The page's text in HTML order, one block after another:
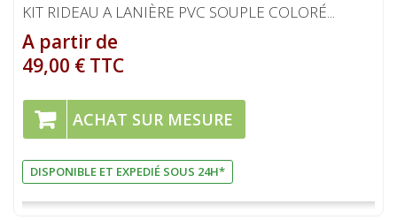
KIT RIDEAU A LANIÈRE PVC SOUPLE COLORÉ...
A partir de
49,00 € TTC
ACHAT SUR MESURE
DISPONIBLE ET EXPEDIÉ SOUS 24H*